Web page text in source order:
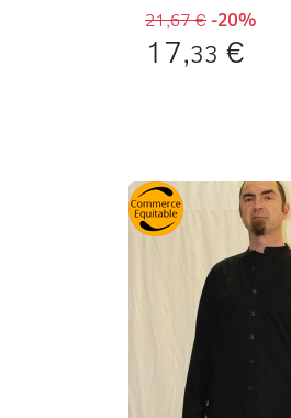
21,67 €-20%
17,33 €